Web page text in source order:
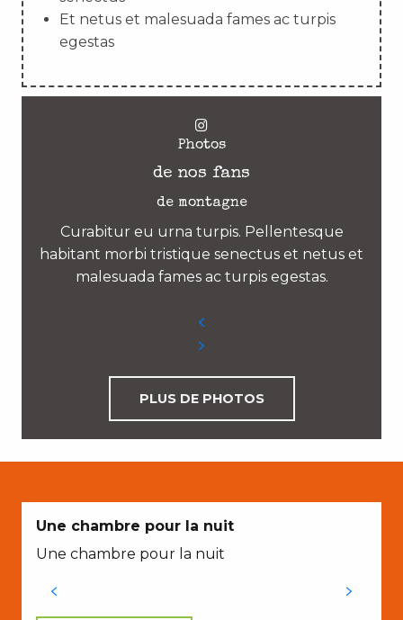
Et netus et malesuada fames ac turpis
egestas
Photos
de nos fans
de montagne
Curabitur eu urna turpis. Pellentesque
habitant morbi tristique senectus et netus et
malesuada fames ac turpis egestas.
PLUS DE PHOTOS
Une chambre pour la nuit
Une chambre pour la nuit